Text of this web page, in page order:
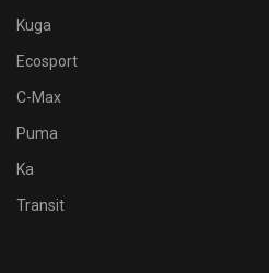
Kuga
Ecosport
C-Max
Puma
Ka
Transit